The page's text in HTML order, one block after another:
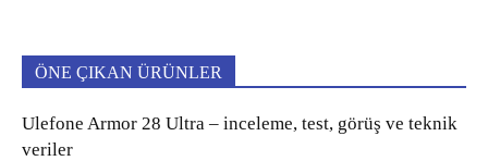
ÖNE ÇIKAN ÜRÜNLER
Ulefone Armor 28 Ultra – inceleme, test, görüş ve teknik
veriler